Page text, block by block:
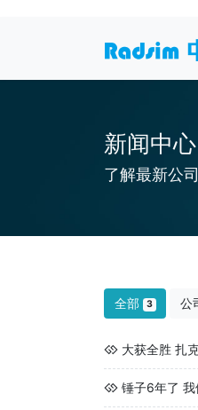
新闻中心
了解最新公
全部 3 公
大获全胜 扎
锤子6年了